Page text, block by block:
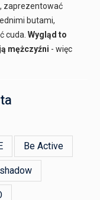
zaprezentować
butami,
cuda.Wygląd to
mężczyźni - więc
Be Active